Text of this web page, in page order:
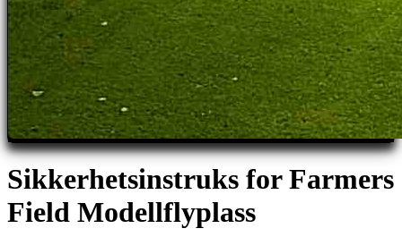
Sikkerhetsinstruks for Farmers
Field Modellflyplass